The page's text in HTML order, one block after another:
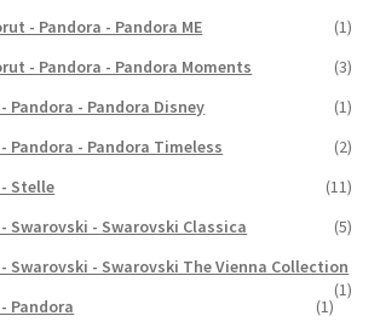
- Pandora - Pandora ME
(1)
- Pandora - Pandora Moments
(3)
Pandora - Pandora Disney
(1)
Pandora - Pandora Timeless
(2)
Stelle
(11)
Swarovski - Swarovski Classica
(5)
Swarovski - Swarovski The Vienna Collection
(1)
Pandora
(1)